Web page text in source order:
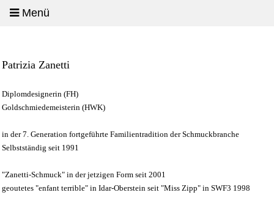
Menü
Patrizia Zanetti
Diplomdesignerin (FH)
Goldschmiedemeisterin (HWK)
in der 7. Generation fortgeführte Familientradition der Schmuckbranche
Selbstständig seit 1991
"Zanetti-Schmuck" in der jetzigen Form seit 2001
geoutetes "enfant terrible" in Idar-Oberstein seit "Miss Zipp" in SWF3 1998